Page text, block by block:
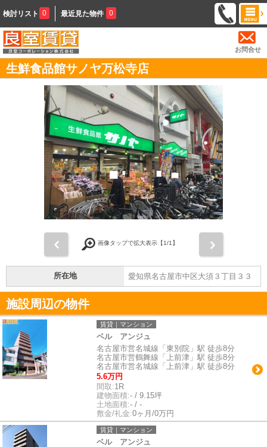
検討リスト 0 最近見た物件 0
お問合せ
生鮮食品館サノヤ万松寺店
画像タップで拡大表示【1/1】
所在地 愛知県名古屋市中区大須３丁目３３
施設周辺の物件
賃貸｜マンション
ベル アンジュ
名古屋市営名城線「東別院」駅 徒歩8分
名古屋市営鶴舞線「上前津」駅 徒歩8分
名古屋市営名城線「上前津」駅 徒歩8分
5.6万円
間取:1R
建物面積:- / 9.15坪
土地面積:- / -
敷金/礼金:0ヶ月/0万円
賃貸｜マンション
ベル アンジュ